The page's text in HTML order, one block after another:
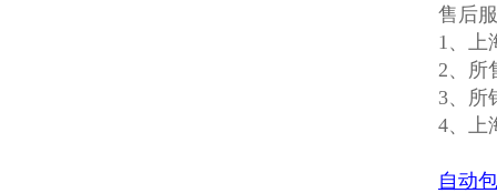
售后
1、上
2、所
3、所
4、上
自动